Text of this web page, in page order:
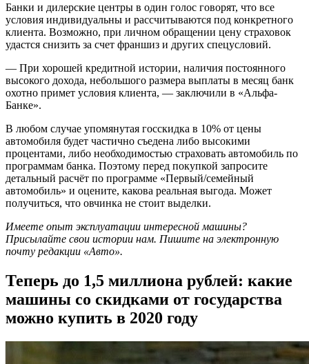
Банки и дилерские центры в один голос говорят, что все
условия индивидуальны и рассчитываются под конкретного
клиента. Возможно, при личном обращении цену страховок
удастся снизить за счет франшиз и других спецусловий.
— При хорошей кредитной истории, наличия постоянного
высокого дохода, небольшого размера выплаты в месяц банк
охотно примет условия клиента, — заключили в «Альфа-
Банке».
В любом случае упомянутая госскидка в 10% от цены
автомобиля будет частично съедена либо высокими
процентами, либо необходимостью страховать автомобиль по
программам банка. Поэтому перед покупкой запросите
детальный расчёт по программе «Первый/семейный
автомобиль» и оцените, какова реальная выгода. Может
получиться, что овчинка не стоит выделки.
Имеете опыт эксплуатации интересной машины?
Присылайте свои истории нам. Пишите на электронную
почту редакции «Авто».
Теперь до 1,5 миллиона рублей: какие
машины со скидками от государства
можно купить в 2020 году